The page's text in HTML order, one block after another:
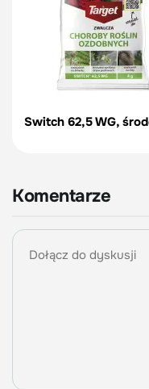
Switch 62,5 WG,
Komentarze